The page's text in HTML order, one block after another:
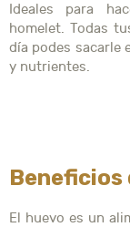
Ideales para
homelet. Todas
día podes sacarle
y nutrientes.
Beneficios
El huevo es un